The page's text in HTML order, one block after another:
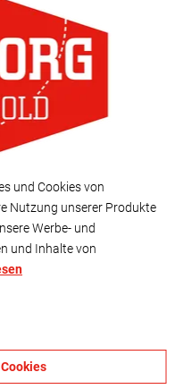
WIR SIND AALBORG
MAGNET
und Cookies von
Nutzung unserer Produkte
Werbe- und
und Inhalte von